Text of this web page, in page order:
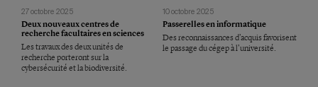
27 octobre 2025
Deux nouveaux centres de
recherche facultaires en sciences
Les travaux des deux unités de
recherche porteront sur la
cybersécurité et la biodiversité.
10 octobre 2025
Passerelles en informatique
Des reconnaissances d’acquis favorisent
le passage du cégep à l’université.